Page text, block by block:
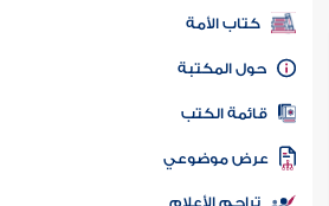
كتب PDF
كتاب الأمة
المكتبة
الكتب